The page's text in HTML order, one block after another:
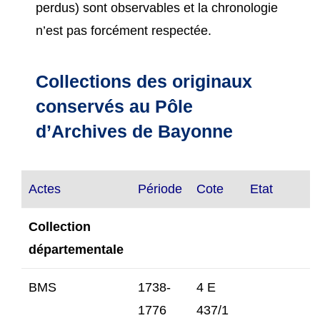
perdus) sont observables et la chronologie
n’est pas forcément respectée.
Collections des originaux
conservés au Pôle
d’Archives de Bayonne
Actes Période Cote Etat
Collection
départementale
BMS
1738-
1776
4 E
437/1